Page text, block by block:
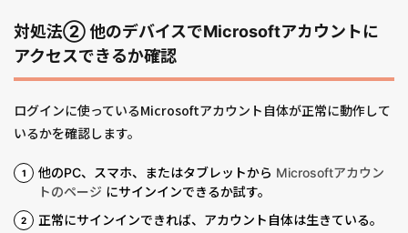
対処法② 他のデバイスでMicrosoftアカウントに
アクセスできるか確認
ログインに使っているMicrosoftアカウント自体が正常に動作して
いるかを確認します。
他のPC、スマホ、またはタブレットから Microsoftアカウン
トのページ にサインインできるか試す。
正常にサインインできれば、アカウント自体は生きている。